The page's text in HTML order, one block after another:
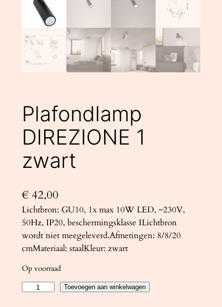
Plafondlamp
DIREZIONE 1
zwart
€ 42,00
Lichtbron: GU10, 1x max 10W LED, ~230V,
50Hz, IP20, beschermingsklasse ILichtbron
wordt niet meegeleverd.Afmetingen: 8/8/20
cmMateriaal: staalKleur: zwart
Op voorraad
Toevoegen aan winkelwagen